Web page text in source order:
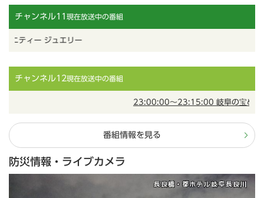
チャンネル11 現在放送中の番組
ジュエリー
チャンネル12現在放送中の番組
23:00:00～23:15:00 岐阜の宝めぐり ～42市
番組情報を見る
防災情報・ライブカメラ